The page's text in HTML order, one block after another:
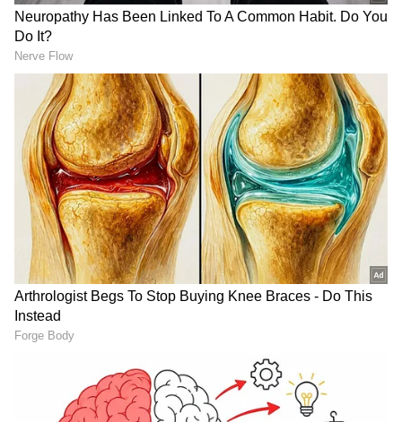
Image Credit :Asianet News
ನಡೆದಿದ್ದೇನು?
ಸಂಜೀವ್ ಪಾಟೀಲ್ ಮತ್ತು ಸುರೇಶ್ ಪಾಟೀಲ್ ಎಂಬ ತಂದೆ-
ಮಗನೇ ಲೋಕಾಯುಕ್ತ ಪೊಲೀಸರ ಬಲೆಗೆ ಬಿದ್ದವರು.
ನ್ಯಾಯಾಲಯದಲ್ಲಿ ವಿಚಾರಣೆ ಹಂತದಲ್ಲಿರುವ ಎಸ್‌ಸಿ-
ಎಸ್‌ಟಿ (SC-ST) ಕಾಯ್ದೆಯಡಿ ದಾಖಲಾಗಿರುವ
ಪ್ರಕರಣವೊಂದಕ್ಕೆ ಸಂಬಂಧಿಸಿದಂತೆ ಅನುಕೂಲ
ಮಾಡಿಕೊಡುವಂತೆ ಕೋರಿ ಇವರು ಸರ್ಕಾರಿ ಅಭಿಯೋಜಕರಿಗೆ
(Public Prosecutor) ಲಂಚ ನೀಡಲು ಮುಂದಾಗಿದ್ದರು.